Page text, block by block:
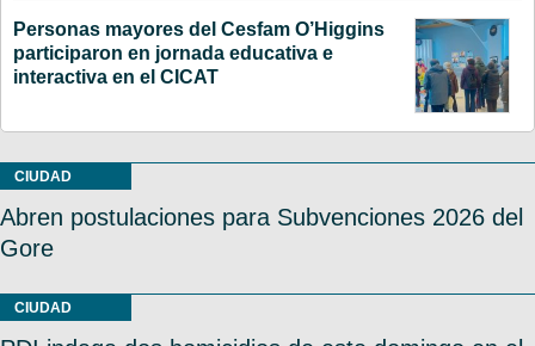
Personas mayores del Cesfam O’Higgins
participaron en jornada educativa e
interactiva en el CICAT
CIUDAD
Abren postulaciones para Subvenciones 2026 del
Gore
CIUDAD